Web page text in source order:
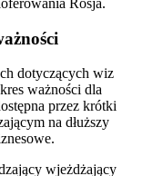
dotyczących wiz
ważności dla
przez krótki
na dłuższy
wjeżdżający